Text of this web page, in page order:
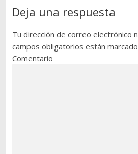
Deja una respuesta
Tu dirección de correo electrónico
campos obligatorios están
Comentario